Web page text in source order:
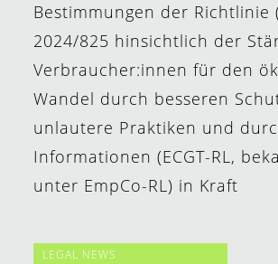
Bestimmungen der Richtlinie
2024/825 hinsichtlich der
Verbraucher:innen für den
Wandel durch besseren
unlautere Praktiken und
Informationen (ECGT-RL,
unter EmpCo-RL) in Kraft
LEGAL NEWS